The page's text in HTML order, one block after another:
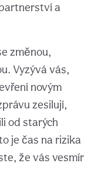
a
změnou,
Vyzývá vás,
novým
zesilují,
od starých
je čas na rizika
že vás vesmír